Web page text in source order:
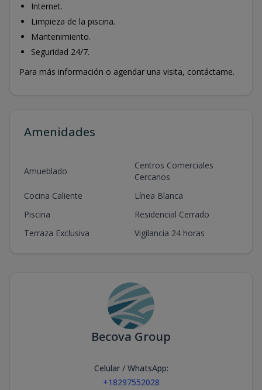
Internet.
Limpieza de la piscina.
Mantenimiento.
Seguridad 24/7.
Para más información o agendar una visita, contáctame.
Amenidades
Amueblado
Centros Comerciales
Cercanos
Cocina Caliente
Línea Blanca
Piscina
Residencial Cerrado
Terraza Exclusiva
Vigilancia 24 horas
Becova Group
Celular / WhatsApp:
+18297552028